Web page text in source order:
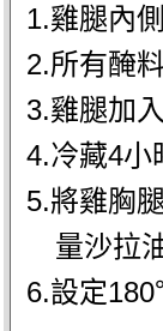
1.雞腿內
2.所有醃
3.雞腿加
4.冷藏4小
5.將雞胸
量沙拉
6.設定